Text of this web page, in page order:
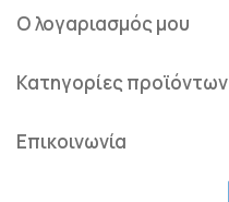
Ο λογαριασμός μου
Κατηγορίες προϊόντων
Επικοινωνία